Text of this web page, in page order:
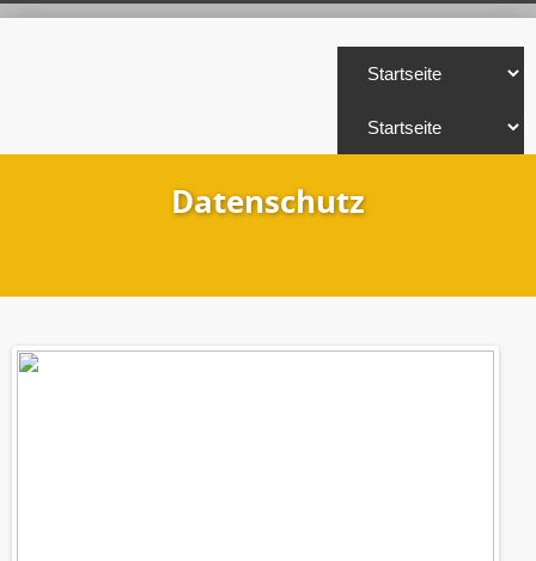
Datenschutz